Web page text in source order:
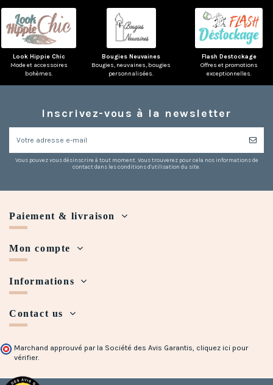
Look Hippie Chic
Mode et accessoires
bohèmes.
Bougies Neuvaines
Bougies, neuvaines, bougies
personnalisées.
Flash Destockage
Offres et promotions
exceptionnelles.
Inscrivez-vous à la newsletter
Vous pouvez vous désinscrire à tout moment. Vous trouverez pour cela nos informations de
contact dans les conditions d'utilisation du site.
Paiement & livraison
Mon compte
Informations
Contact us
Marchand approuvé par la Société des Avis Garantis, cliquez ici pour
vérifier.